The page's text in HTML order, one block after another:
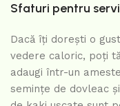
Sfaturi pentru
Dacă îți dorești o
vedere caloric, poți
adaugi într-un
semințe de dovleac